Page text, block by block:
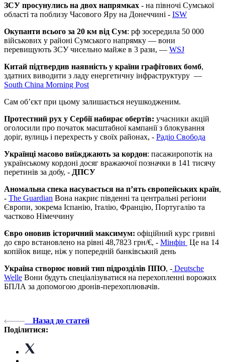
ЗСУ просунулись на двох напрямках - на півночі Сумської
області та поблизу Часового Яру на Донеччині - ISW
Окупанти всього за 20 км від Сум: рф зосередила 50 000
військових у районі Сумського напрямку — вони
перевищують ЗСУ чисельно майже в 3 рази, — WSJ
Китай підтвердив наявність у країни графітових бомб,
здатних виводити з ладу енергетичну інфраструктуру —
South China Morning Post
Сам об’єкт при цьому залишається неушкодженим.
Протестний рух у Сербії набирає обертів: учасники акцій
оголосили про початок масштабної кампанії з блокування
доріг, вулиць і перехресть у своїх районах, - Радіо Свобода
Українці масово виїжджають за кордон: пасажиропотік на
українському кордоні досяг вражаючої позначки в 141 тисячу
перетинів за добу, - ДПСУ
Аномальна спека насувається на п’ять європейських країн,
- The Guardian Вона накриє південні та центральні регіони
Європи, зокрема Іспанію, Італію, Францію, Португалію та
частково Німеччину
Євро оновив історичний максимум: офіційний курс гривні
до євро встановлено на рівні 48,7823 грн/€, - Мінфін Це на 14
копійок вище, ніж у попередній банківський день
Україна створює новий тип підрозділів ППО, - Deutsche
Welle Вони будуть спеціалізуватися на перехопленні ворожих
БПЛА за допомогою дронів-перехоплювачів.
Назад до статей
Поділитися: